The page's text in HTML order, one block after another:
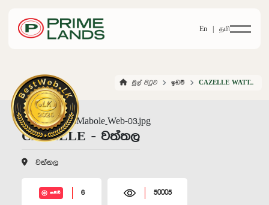
En | தமி
මුල් පිටුව ඉඩම් CAZELLE WATTALA
CAZELLE - වත්තල
වත්තල
සජීවී 6 50005